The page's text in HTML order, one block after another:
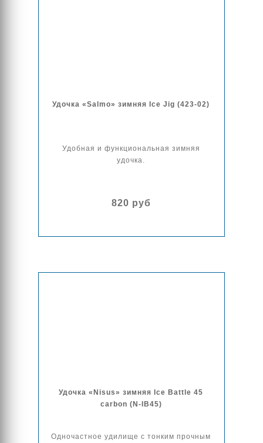
Удочка «Salmo» зимняя Ice Jig (423-02)
Удобная и функциональная зимняя
удочка.
820 руб
Удочка «Nisus» зимняя Ice Battle 45
carbon (N-IB45)
Одночастное удилище с тонким прочным